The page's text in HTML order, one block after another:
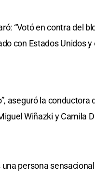
“Votó en contra del
con Estados Unidos
aseguró la
Wiñazki y Camila
persona